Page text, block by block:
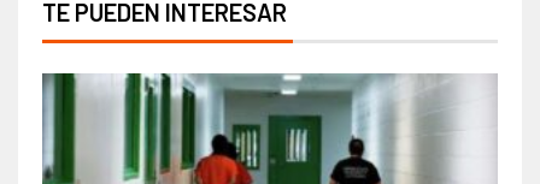
TE PUEDEN INTERESAR